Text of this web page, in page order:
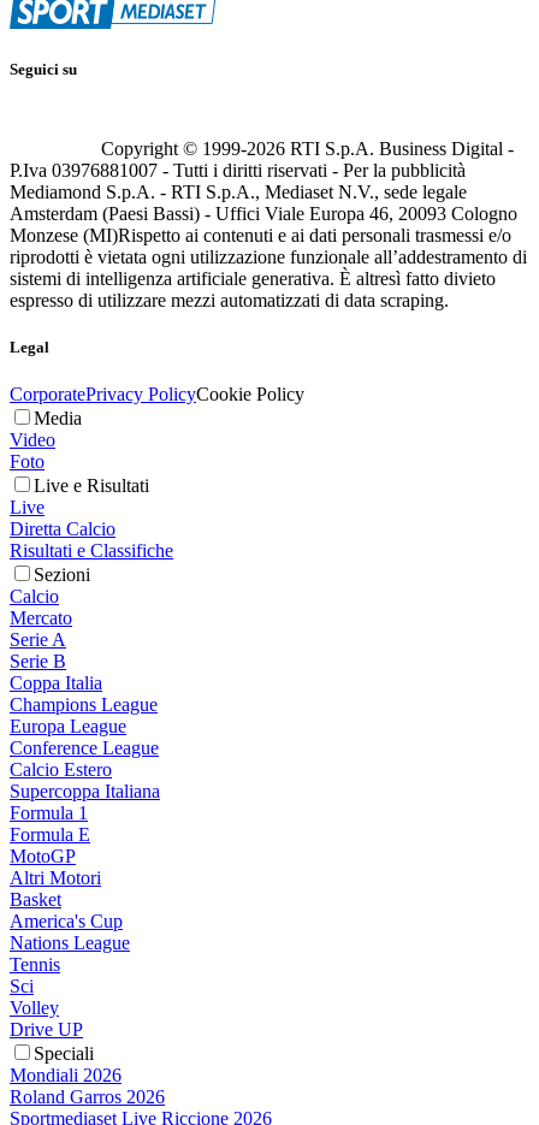
Seguici su
Copyright © 1999-2026 RTI S.p.A. Business Digital -
P.Iva 03976881007 - Tutti i diritti riservati - Per la pubblicità
Mediamond S.p.A. - RTI S.p.A., Mediaset N.V., sede legale
Amsterdam (Paesi Bassi) - Uffici Viale Europa 46, 20093 Cologno
Monzese (MI)Rispetto ai contenuti e ai dati personali trasmessi e/o
riprodotti è vietata ogni utilizzazione funzionale all’addestramento di
sistemi di intelligenza artificiale generativa. È altresì fatto divieto
espresso di utilizzare mezzi automatizzati di data scraping.
Legal
CorporatePrivacy PolicyCookie Policy
Media
Video
Foto
Live e Risultati
Live
Diretta Calcio
Risultati e Classifiche
Sezioni
Calcio
Mercato
Serie A
Serie B
Coppa Italia
Champions League
Europa League
Conference League
Calcio Estero
Supercoppa Italiana
Formula 1
Formula E
MotoGP
Altri Motori
Basket
America's Cup
Nations League
Tennis
Sci
Volley
Drive UP
Speciali
Mondiali 2026
Roland Garros 2026
Sportmediaset Live Riccione 2026